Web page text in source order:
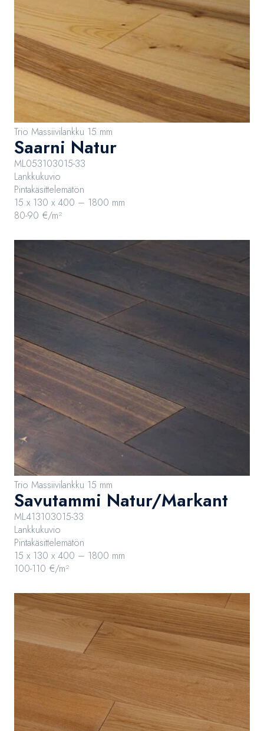
Trio Massiivilankku 15 mm
Saarni Natur
ML053103015-33
Lankkukuvio
Pintakäsittelemätön
15 x 130 x 400 – 1800 mm
80-90 €/m²
Trio Massiivilankku 15 mm
Savutammi Natur/Markant
ML413103015-33
Lankkukuvio
Pintakäsittelemätön
15 x 130 x 400 – 1800 mm
100-110 €/m²